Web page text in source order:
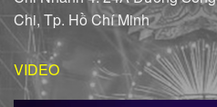
Chi, Tp. Hồ Chí Minh
VIDEO